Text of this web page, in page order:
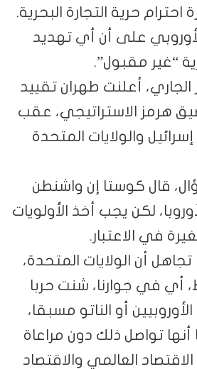
حرية التجارة البحرية.
على أن أي تهديد
“غير مقبول”.
الجاري، أعلنت طهران تقييد
هرمز الاستراتيجي، عقب
والولايات المتحدة
قال كوستا إن واشنطن
لكن يجب أخذ الأولويات
في الاعتبار.
أن الولايات المتحدة،
أي في جوارنا، شنت حربا
أو الناتو مسبقا،
تواصل ذلك دون مراعاة
الاقتصاد العالمي والاقتصاد